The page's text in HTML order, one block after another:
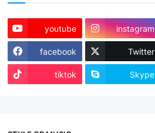
youtube instagram
facebook Twitter
tiktok Skype